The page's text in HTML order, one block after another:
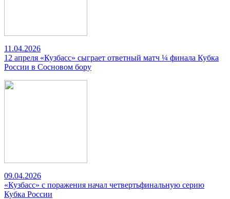
11.04.2026
12 апреля «Кузбасс» сыграет ответный матч ¼ финала Кубка
России в Сосновом бору
09.04.2026
«Кузбасс» с поражения начал четвертьфинальную серию
Кубка России